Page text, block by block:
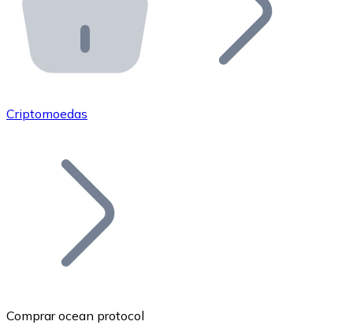
API Bitnovo
Integre nossa API no seu ecossistema.
Junte-se à nossa rede de revendedores e comercialize
Adicione o token do seu projeto ao nosso serviço de
Criptomoedas
Comprar ocean protocol